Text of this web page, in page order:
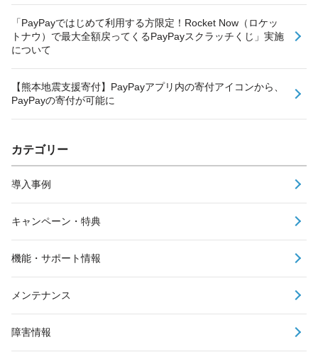
「PayPayではじめて利用する方限定！Rocket Now（ロケッ
トナウ）で最大全額戻ってくるPayPayスクラッチくじ」実施
について
【熊本地震支援寄付】PayPayアプリ内の寄付アイコンから、
PayPayの寄付が可能に
カテゴリー
導入事例
キャンペーン・特典
機能・サポート情報
メンテナンス
障害情報